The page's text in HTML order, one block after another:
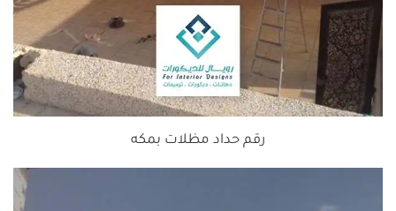
رقم حداد مظلات بمكه